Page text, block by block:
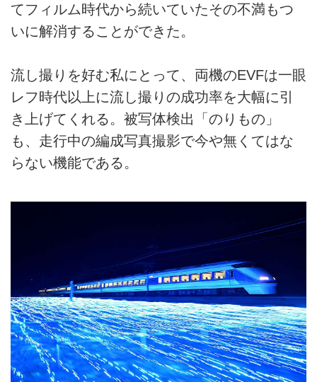
てフィルム時代から続いていたその不満もつ
いに解消することができた。
流し撮りを好む私にとって、両機のEVFは一眼
レフ時代以上に流し撮りの成功率を大幅に引
き上げてくれる。被写体検出「のりもの」
も、走行中の編成写真撮影で今や無くてはな
らない機能である。